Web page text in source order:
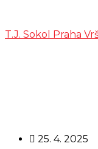
T.J. Sokol Praha
25. 4. 2025